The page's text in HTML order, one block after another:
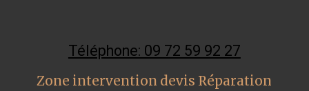
Téléphone: 09 72 59 92 27
Zone intervention devis Réparation